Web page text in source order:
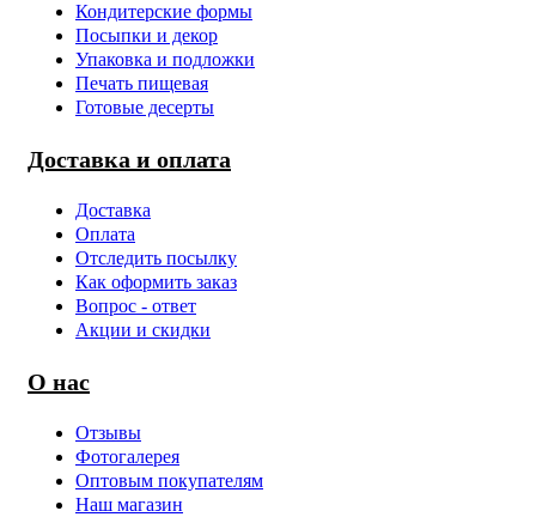
Кондитерские формы
Посыпки и декор
Упаковка и подложки
Печать пищевая
Готовые десерты
Доставка и оплата
Доставка
Оплата
Отследить посылку
Как оформить заказ
Вопрос - ответ
Акции и скидки
О нас
Отзывы
Фотогалерея
Оптовым покупателям
Наш магазин